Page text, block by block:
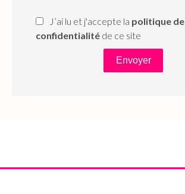
J’ai lu et j'accepte la politique de
confidentialité de ce site
Envoyer